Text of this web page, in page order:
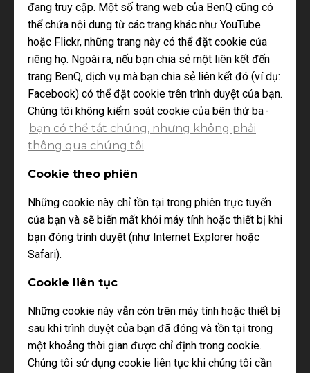
đang truy cập. Một số trang web của BenQ cũng có
thể chứa nội dung từ các trang khác như YouTube
hoặc Flickr, những trang này có thể đặt cookie của
riêng họ. Ngoài ra, nếu bạn chia sẻ một liên kết đến
trang BenQ, dịch vụ mà bạn chia sẻ liên kết đó (ví dụ:
Facebook) có thể đặt cookie trên trình duyệt của bạn.
Chúng tôi không kiểm soát cookie của bên thứ ba -
bạn có thể tắt chúng, nhưng không phải
thông qua chúng tôi.
Cookie theo phiên
Những cookie này chỉ tồn tại trong phiên trực tuyến
của bạn và sẽ biến mất khỏi máy tính hoặc thiết bị khi
bạn đóng trình duyệt (như Internet Explorer hoặc
Safari).
Cookie liên tục
Những cookie này vẫn còn trên máy tính hoặc thiết bị
sau khi trình duyệt của bạn đã đóng và tồn tại trong
một khoảng thời gian được chỉ định trong cookie.
Chúng tôi sử dụng cookie liên tục khi chúng tôi cần